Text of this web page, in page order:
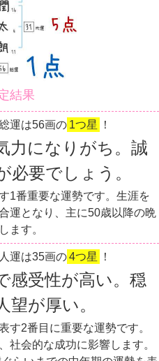
結果
運は56画の 1つ星 ！
力になりがち。誠
必要でしょう。
1番重要な運勢です。生涯を
運となり、主に50歳以降の晩
ます。
運は35画の4つ星 ！
感受性が高い。穏
望が厚い。
す2番目に重要な運勢です。
社会的な成功に影響します。